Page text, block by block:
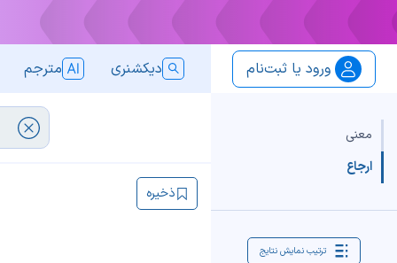
ورود یا ثبت‌نام دیکشنری مترجم
معنی
ارجاع
ترتیب نمایش نتایج
ذخیره